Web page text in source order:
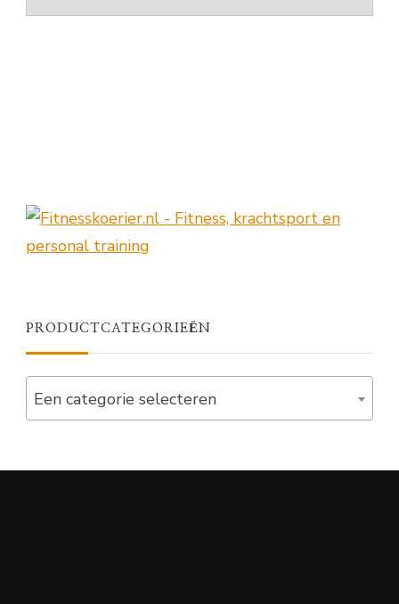
Locatie
PRODUCTCATEGORIEËN
Een categorie selecteren